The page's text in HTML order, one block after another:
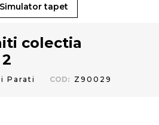
Simulator tapet
colectia
Parati COD: Z90029